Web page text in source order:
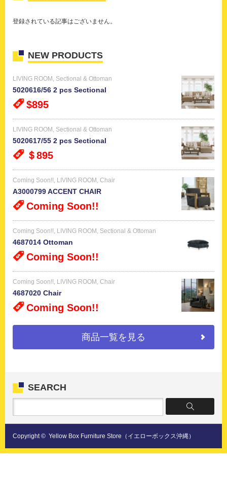
登録されている記事はございません。
NEW PRODUCTS
LIVING ROOM , Sectional & Ottoman
5020616/56 2 pcs Sectional
$895
LIVING ROOM , Sectional & Ottoman
5020617/55 2 pcs Sectional
＄895
Coming Soon!!, LIVING ROOM , Chair
A3000799 ACCENT CHAIR
Coming Soon!!
Coming Soon!!, LIVING ROOM , Sectional & Ottoman
4687014 Ottoman
Coming Soon!!
Coming Soon!!, LIVING ROOM , Chair
4687020 Chair
Coming Soon!!
商品一覧を見る
SEARCH
Copyright © Yellow Box Furniture Store（イエローボックス沖縄）